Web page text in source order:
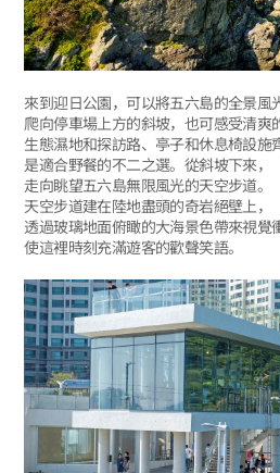
來到迎日公園，可以將五六島的全景風
爬向停車場上方的斜坡，也可感受清爽
生態濕地和探訪路、亭子和休息椅設施
是適合野餐的不二之選。從斜坡下來，
走向眺望五六島無限風光的天空步道。
天空步道建在陸地盡頭的奇岩絕壁上，
透過玻璃地面俯瞰的大海景色帶來視覺
使這裡時刻充滿遊客的歡聲笑語。